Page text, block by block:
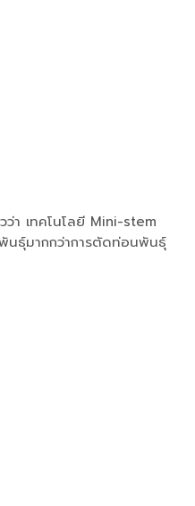
ว่า เทคโนโลยี Mini-stem
นธุ์มากกว่าการตัดท่อนพันธุ์